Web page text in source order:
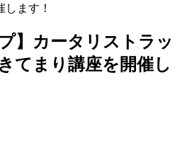
ます！
】カータリストラッ
てまり講座を開催し